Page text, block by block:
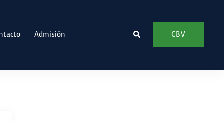
Admisión Buscar CBV